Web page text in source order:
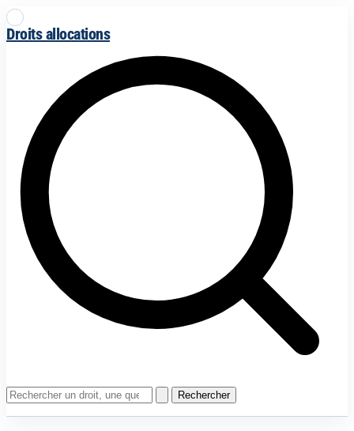
Droits allocations
Rechercher